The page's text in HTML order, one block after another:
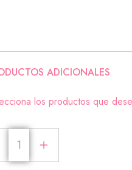
ADICIONALES
los productos que